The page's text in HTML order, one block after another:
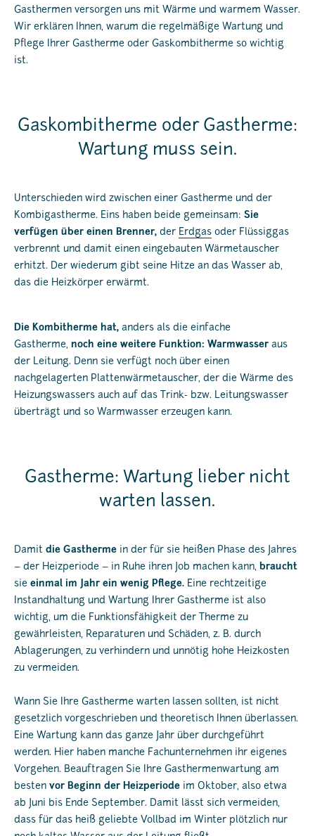
Gasthermen versorgen uns mit Wärme und warmem Wasser.
Wir erklären Ihnen, warum die regelmäßige Wartung und
Pflege Ihrer Gastherme oder Gaskombitherme so wichtig
ist.
Gaskombitherme oder Gastherme:
Wartung muss sein.
Unterschieden wird zwischen einer Gastherme und der
Kombigastherme. Eins haben beide gemeinsam: Sie
verfügen über einen Brenner, der Erdgas oder Flüssiggas
verbrennt und damit einen eingebauten Wärmetauscher
erhitzt. Der wiederum gibt seine Hitze an das Wasser ab,
das die Heizkörper erwärmt.
Die Kombitherme hat, anders als die einfache
Gastherme, noch eine weitere Funktion: Warmwasser aus
der Leitung. Denn sie verfügt noch über einen
nachgelagerten Plattenwärmetauscher, der die Wärme des
Heizungswassers auch auf das Trink- bzw. Leitungswasser
überträgt und so Warmwasser erzeugen kann.
Gastherme: Wartung lieber nicht
warten lassen.
Damit die Gastherme in der für sie heißen Phase des Jahres
– der Heizperiode – in Ruhe ihren Job machen kann, braucht
sie einmal im Jahr ein wenig Pflege. Eine rechtzeitige
Instandhaltung und Wartung Ihrer Gastherme ist also
wichtig, um die Funktionsfähigkeit der Therme zu
gewährleisten, Reparaturen und Schäden, z. B. durch
Ablagerungen, zu verhindern und unnötig hohe Heizkosten
zu vermeiden.
Wann Sie Ihre Gastherme warten lassen sollten, ist nicht
gesetzlich vorgeschrieben und theoretisch Ihnen überlassen.
Eine Wartung kann das ganze Jahr über durchgeführt
werden. Hier haben manche Fachunternehmen ihr eigenes
Vorgehen. Beauftragen Sie Ihre Gasthermenwartung am
besten vor Beginn der Heizperiode im Oktober, also etwa
ab Juni bis Ende September. Damit lässt sich vermeiden,
dass für das heiß geliebte Vollbad im Winter plötzlich nur